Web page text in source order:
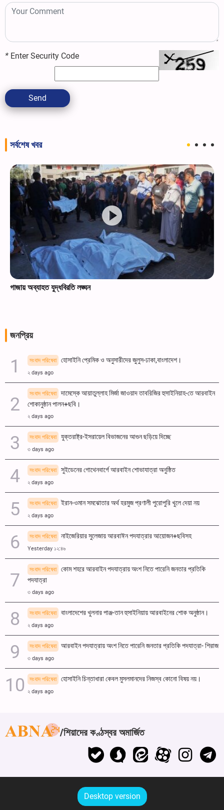
* Enter Security Code
Send
সর্বশেষ খবর
গাজায় অব্যাহত যুদ্ধবিরতি লঙ্ঘন
জনপ্রিয়
সংবাদ পরিষেবা হোসাইনি প্রেমিক ও অনুসারীদের জুলুস-ঢাকা,বাংলাদেশ।
২ days ago
সংবাদ পরিষেবা
দামেস্কে আয়াতুল্লাহ মির্জা জাওয়াদ তাবরিজির হুসাইনিয়াহ-তে আরবাইন
শোকানুষ্ঠান পালন+ছবি।
২ days ago
সংবাদ পরিষেবা যুক্তরাষ্ট্র-ইসরায়েল বিভাজনের আগুন ছড়িয়ে দিচ্ছে
৩ days ago
সংবাদ পরিষেবা সুইডেনের গোথেনবার্গে আরবাইন শোভাযাত্রা অনুষ্ঠিত
২ days ago
সংবাদ পরিষেবা ইরান-ওমান সমঝোতার অর্থ হরমুজ প্রণালী পুরোপুরি খুলে দেয়া নয়
২ days ago
সংবাদ পরিষেবা নাইজেরিয়ার সুলেজায় আরবাঈন পদযাত্রার আয়োজন+ছবিসহ
Yesterday ১২:৪৬
সংবাদ পরিষেবা
কোম শহরে আরবাইন পদযাত্রায় অংশ নিতে পারেনি জনতার প্রতিকি
পদযাত্রা
৩ days ago
সংবাদ পরিষেবা বাংলাদেশের খুলনার পাঞ্জ-তান হুসাইনিয়ায় আরবাইনের শোক অনুষ্ঠান।
২ days ago
সংবাদ পরিষেবা আরবাইন পদযাত্রায় অংশ নিতে পারেনি জনতার প্রতিকি পদযাত্রা- শিরাজ
৩ days ago
সংবাদ পরিষেবা হোসাইনি চিন্তাধারা কেবল মুসলমানদের নিজস্ব কোনো বিষয় নয়।
২ days ago
শিয়াদের কণ্ঠস্বর অমার্জিত
Desktop version